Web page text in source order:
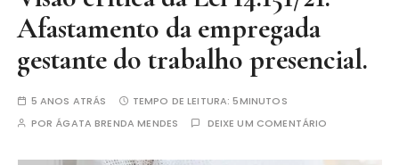
Afastamento da empregada
gestante do trabalho presencial.
5 ANOS ATRÁS TEMPO DE LEITURA:5MINUTOS
POR ÁGATA BRENDA MENDES DEIXE UM COMENTÁRIO